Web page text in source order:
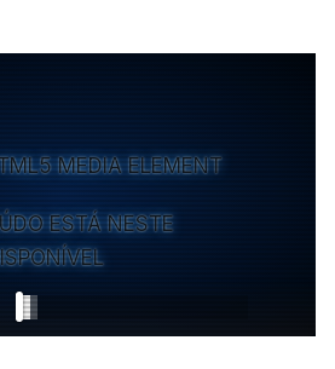
MEDIA ELEMENT
ESTÁ NESTE